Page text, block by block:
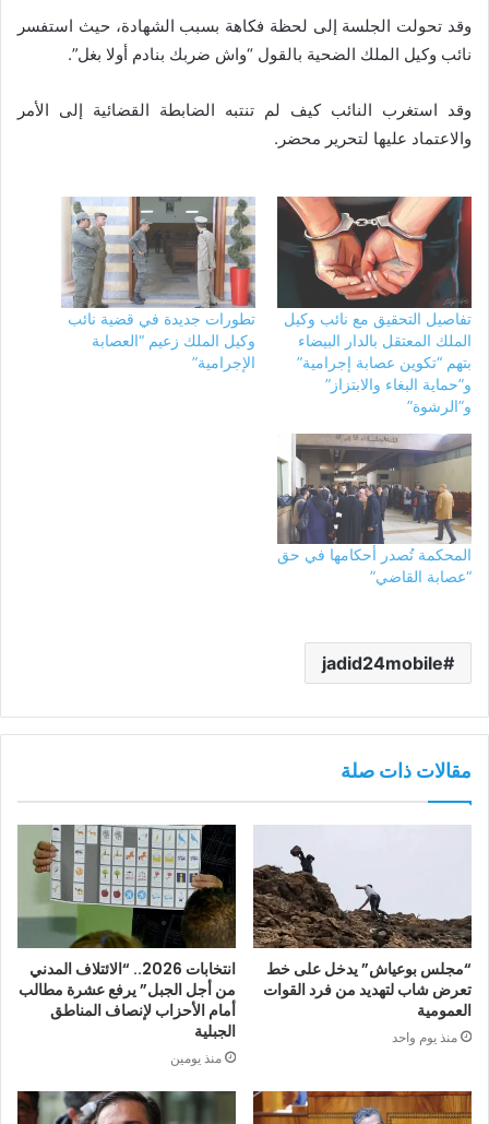
وقد تحولت الجلسة إلى لحظة فكاهة بسبب الشهادة، حيث استفسر
نائب وكيل الملك الضحية بالقول “واش ضربك بنادم أولا بغل”.
وقد استغرب النائب كيف لم تنتبه الضابطة القضائية إلى الأمر
والاعتماد عليها لتحرير محضر.
تفاصيل التحقيق مع نائب وكيل
الملك المعتقل بالدار البيضاء
بتهم “تكوين عصابة إجرامية”
و”حماية البغاء والابتزاز”
و”الرشوة”
تطورات جديدة في قضية نائب
وكيل الملك زعيم “العصابة
الإجرامية”
المحكمة تُصدر أحكامها في حق
“عصابة القاضي”
jadid24mobile
مقالات ذات صلة
“مجلس بوعياش” يدخل على خط
تعرض شاب لتهديد من فرد القوات
العمومية
منذ يوم واحد
انتخابات 2026.. “الائتلاف المدني
من أجل الجبل” يرفع عشرة مطالب
أمام الأحزاب لإنصاف المناطق
الجبلية
منذ يومين